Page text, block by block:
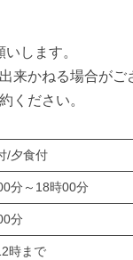
します。
来かねる場合がご
ください。
/夕食付
分～18時00分
分
時まで